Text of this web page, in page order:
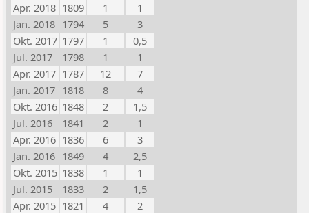
Apr. 2018 1809 1
1
Jan. 2018 1794 5
3
Okt. 2017 1797 1
0,5
Jul. 2017
1798 1
1
Apr. 2017 1787 12
7
Jan. 2017 1818 8
4
Okt. 2016 1848 2
1,5
Jul. 2016
1841 2
1
Apr. 2016 1836 6
3
Jan. 2016 1849 4
2,5
Okt. 2015 1838 1
1
Jul. 2015
1833 2
1,5
Apr. 2015 1821 4
2